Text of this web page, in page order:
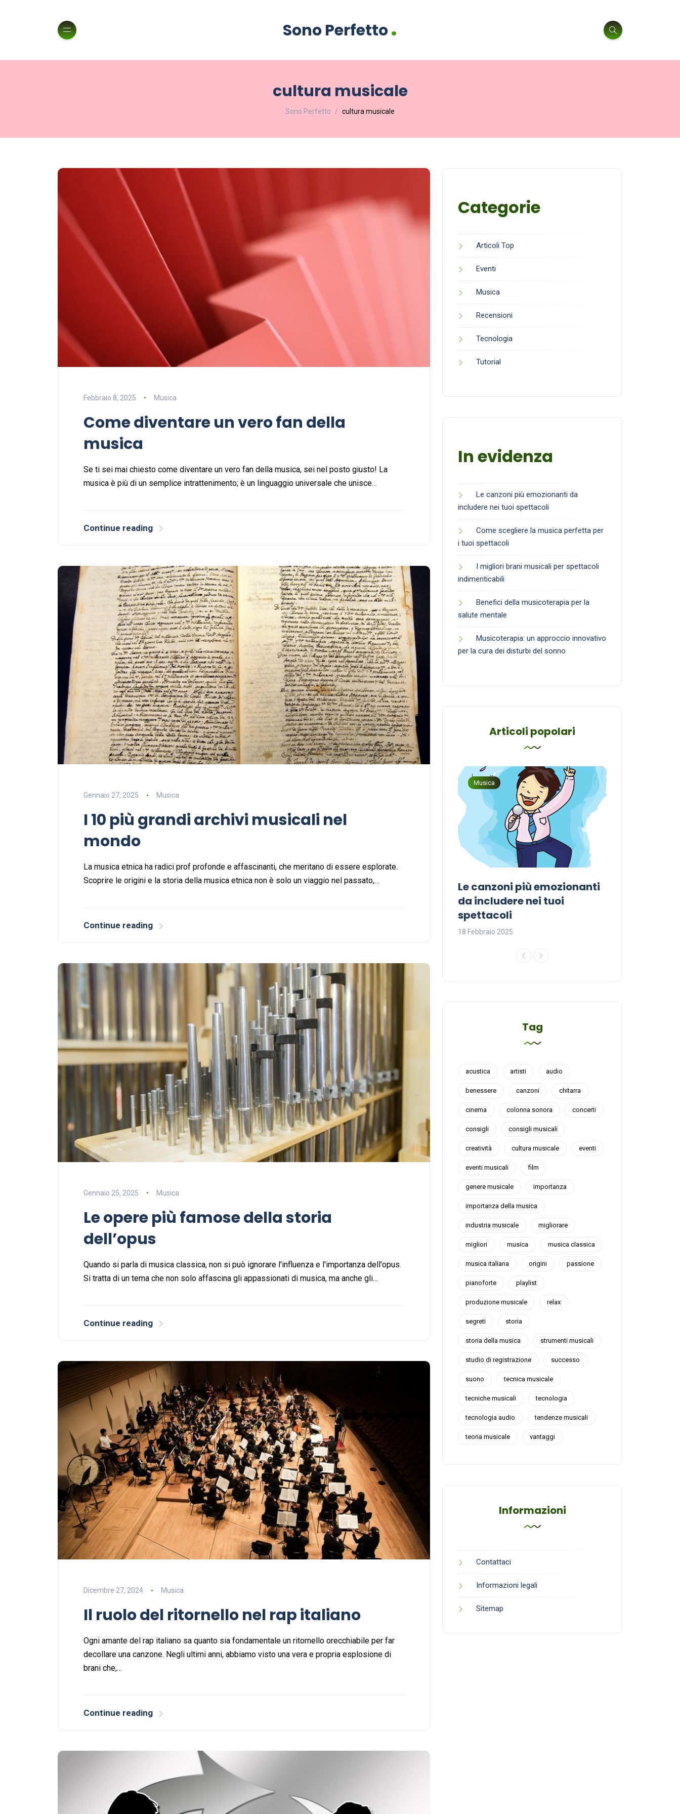
Sono Perfetto.
cultura musicale
Sono Perfetto cultura musicale
Febbraio 8, 2025 Musica
Come diventare un vero fan della
musica
Se ti sei mai chiesto come diventare un vero fan della musica, sei nel posto giusto! La
musica è più di un semplice intrattenimento; è un linguaggio universale che unisce…
Continue reading
Gennaio 27, 2025 Musica
I 10 più grandi archivi musicali nel
mondo
La musica etnica ha radici prof profonde e affascinanti, che meritano di essere esplorate.
Scoprire le origini e la storia della musica etnica non è solo un viaggio nel passato,…
Continue reading
Gennaio 25, 2025 Musica
Le opere più famose della storia
dell’opus
Quando si parla di musica classica, non si può ignorare l'influenza e l'importanza dell'opus.
Si tratta di un tema che non solo affascina gli appassionati di musica, ma anche gli…
Continue reading
Dicembre 27, 2024 Musica
Il ruolo del ritornello nel rap italiano
Ogni amante del rap italiano sa quanto sia fondamentale un ritornello orecchiabile per far
decollare una canzone. Negli ultimi anni, abbiamo visto una vera e propria esplosione di
brani che,…
Continue reading
Categorie
Articoli Top
Eventi
Musica
Recensioni
Tecnologia
Tutorial
In evidenza
Le canzoni più emozionanti da
includere nei tuoi spettacoli
Come scegliere la musica perfetta per
i tuoi spettacoli
I migliori brani musicali per spettacoli
indimenticabili
Benefici della musicoterapia per la
salute mentale
Musicoterapia: un approccio innovativo
per la cura dei disturbi del sonno
Articoli popolari
Musicoterapia: un
Musica
Le canzoni più emozionanti
da includere nei tuoi
spettacoli
18 Febbraio 2025
Tag
acustica artisti audio
benessere canzoni chitarra
cinema colonna sonora concerti
consigli consigli musicali
creatività cultura musicale eventi
eventi musicali film
genere musicale importanza
importanza della musica
industria musicale migliorare
migliori musica musica classica
musica italiana origini passione
pianoforte playlist
produzione musicale relax
segreti storia
storia della musica strumenti musicali
studio di registrazione successo
suono tecnica musicale
tecniche musicali tecnologia
tecnologia audio tendenze musicali
teoria musicale vantaggi
Informazioni
Contattaci
Informazioni legali
Sitemap